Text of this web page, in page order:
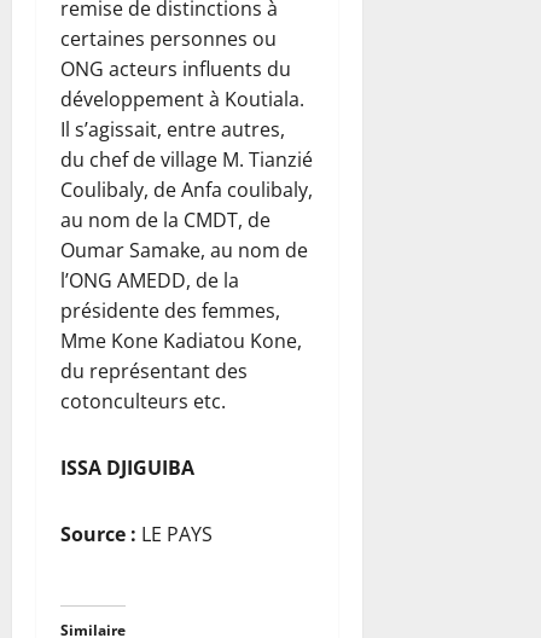
remise de distinctions à
certaines personnes ou
ONG acteurs influents du
développement à Koutiala.
Il s’agissait, entre autres,
du chef de village M. Tianzié
Coulibaly, de Anfa coulibaly,
au nom de la CMDT, de
Oumar Samake, au nom de
l’ONG AMEDD, de la
présidente des femmes,
Mme Kone Kadiatou Kone,
du représentant des
cotonculteurs etc.
ISSA DJIGUIBA
Source : LE PAYS
Similaire